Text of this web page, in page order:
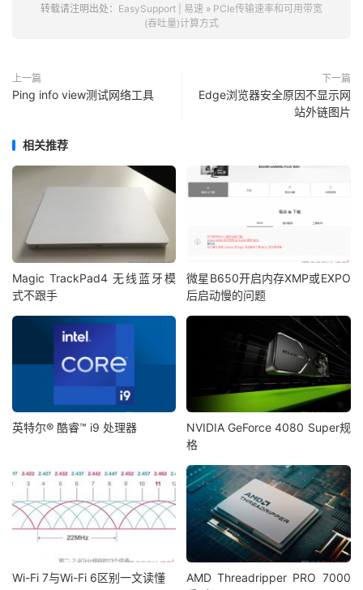
转载请注明出处： EasySupport | 易速 » PCIe传输速率和可用带宽
(吞吐量)计算方式
上一篇
Ping info view测试网络工具
下一篇
Edge浏览器安全原因不显示网
站外链图片
相关推荐
Magic TrackPad4 无线蓝牙模
式不跟手
微星B650开启内存XMP或EXPO
后启动慢的问题
英特尔® 酷睿™ i9 处理器
NVIDIA GeForce 4080 Super规
格
Wi-Fi 7与Wi-Fi 6区别一文读懂
AMD Threadripper PRO 7000